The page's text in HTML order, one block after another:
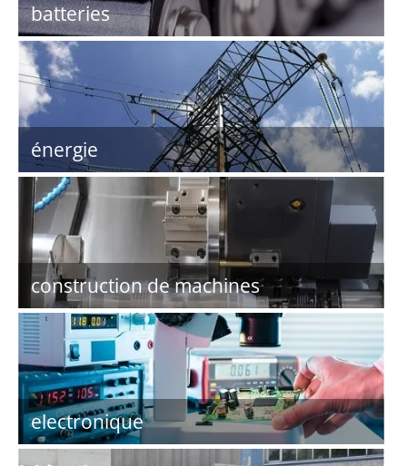
batteries
énergie
construction de machines
electronique